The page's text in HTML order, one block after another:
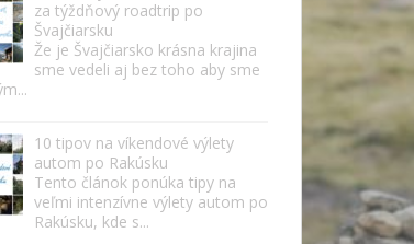
za týždňový roadtrip po
Švajčiarsku
Že je Švajčiarsko krásna krajina
sme vedeli aj bez toho aby sme
10 tipov na víkendové výlety
autom po Rakúsku
Tento článok ponúka tipy na
veľmi intenzívne výlety autom po
Rakúsku, kde s...